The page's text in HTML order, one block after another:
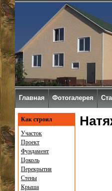
Как строил
Участок
Проект
Фундамент
Цоколь
Перекрытия
Стены
Крыша
Главная Фотогалерея